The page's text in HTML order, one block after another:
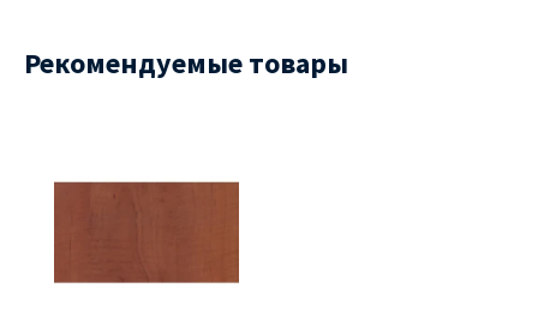
Рекомендуемые товары